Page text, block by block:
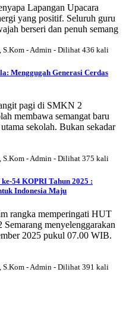
Lapangan Upacara
yang positif. Seluruh guru
berseri dan penuh semang
- Admin - Dilihat 436 kali
Menggugah Generasi Cerdas
pagi di SMKN 2
membawa semangat baru
sekolah. Bukan sekadar
S.Kom - Admin - Dilihat 375 kali
54 KOPRI Tahun 2025 :
Indonesia Maju
rangka memperingati HUT
menyelenggarakan
2025 pukul 07.00 WIB.
- Admin - Dilihat 391 kali